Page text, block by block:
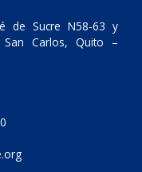
de Sucre N58-63 y
San Carlos, Quito –